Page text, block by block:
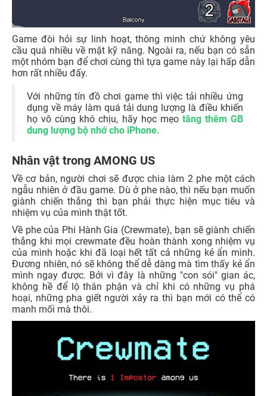
Game đòi hỏi sự linh hoạt, thông minh chứ không yêu
cầu quá nhiều về mặt kỹ năng. Ngoài ra, nếu bạn có sẵn
một nhóm bạn để chơi cùng thì tựa game này lại hấp dẫn
hơn rất nhiều đấy.
Với những tín đồ chơi game thì việc tải nhiều ứng
dụng về máy làm quá tải dung lượng là điều khiến
họ vô cùng khó chịu, hãy học mẹo tăng thêm GB
dung lượng bộ nhớ cho iPhone.
Nhân vật trong AMONG US
Về cơ bản, người chơi sẽ được chia làm 2 phe một cách
ngẫu nhiên ở đầu game. Dù ở phe nào, thì nếu bạn muốn
giành chiến thắng thì bạn phải thực hiện mục tiêu và
nhiệm vụ của mình thật tốt.
Về phe của Phi Hành Gia (Crewmate), bạn sẽ giành chiến
thắng khi mọi crewmate đều hoàn thành xong nhiệm vụ
của mình hoặc khi đã loại hết tất cả những kẻ ẩn mình.
Đương nhiên, nó sẽ không thể dễ dàng mà tìm thấy kẻ ẩn
mình ngay được. Bởi vì đây là những "con sói" gian ác,
không hề để lộ thân phận và chỉ khi có những vụ phá
hoại, những pha giết người xảy ra thì bạn mới có thể có
manh mối mà thôi.